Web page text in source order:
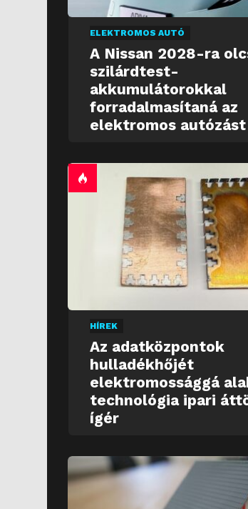
ELEKTROMOS AUTÓ
A Nissan 2028-ra
szilárdtest-
akkumulátorokkal
forradalmasítaná az
elektromos autózást
HÍREK
Az adatközpontok
hulladékhőjét
elektromossággá
technológia ipari
ígér